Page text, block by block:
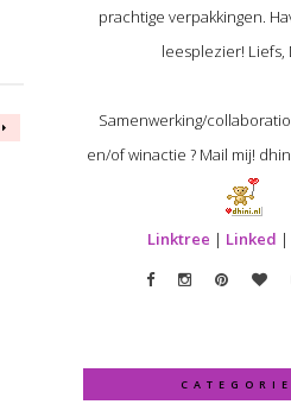
prachtige verpakkingen.
leesplezier! Liefs,
Samenwerking/
en/of winactie ? Mail mij!
Linktree | Linked |